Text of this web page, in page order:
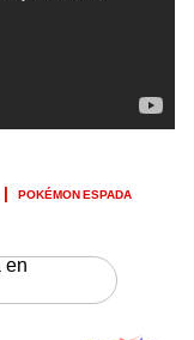
POKÉMON ESPADA
en